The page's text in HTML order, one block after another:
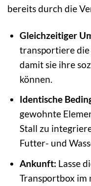
bereits durch die
Gleichzeitiger
transportiere die
damit sie ihre
können.
Identische
gewohnte
Stall zu
Futter- und
Ankunft: Lasse
Transportbox im